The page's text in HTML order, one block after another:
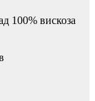
100% вискоза